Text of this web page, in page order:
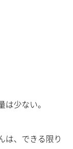
少ない。
は、できる限り